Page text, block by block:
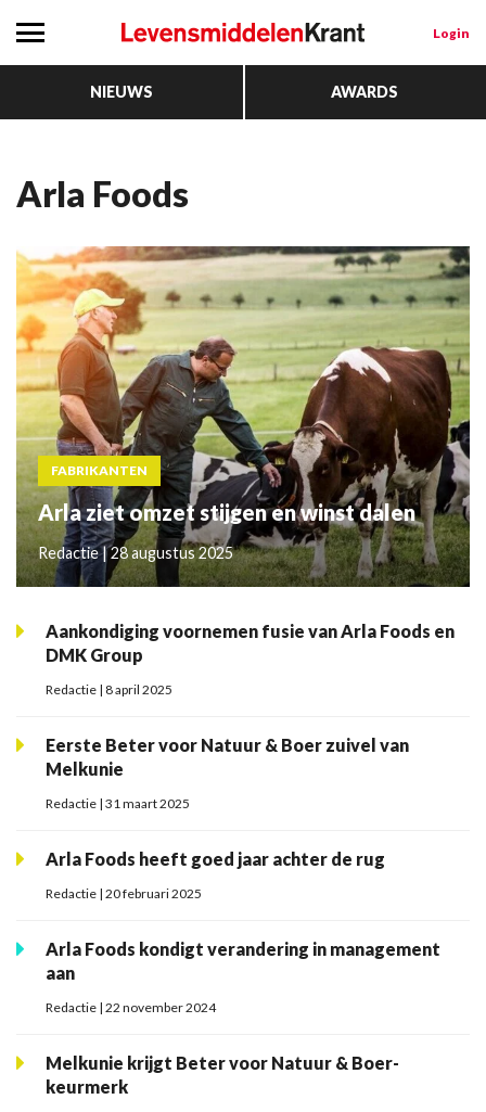
Login
NIEUWS AWARDS
Arla Foods
FABRIKANTEN
Arla ziet omzet stijgen en winst dalen
Redactie | 28 augustus 2025
Aankondiging voornemen fusie van Arla Foods en
DMK Group
Redactie | 8 april 2025
Eerste Beter voor Natuur & Boer zuivel van
Melkunie
Redactie | 31 maart 2025
Arla Foods heeft goed jaar achter de rug
Redactie | 20 februari 2025
Arla Foods kondigt verandering in management
aan
Redactie | 22 november 2024
Melkunie krijgt Beter voor Natuur & Boer-
keurmerk